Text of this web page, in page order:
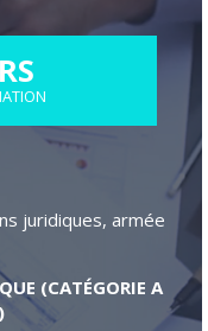
juridiques, armée
(CATÉGORIE A